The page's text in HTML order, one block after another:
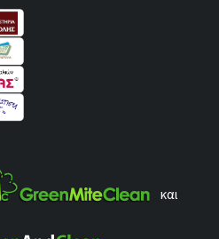
και